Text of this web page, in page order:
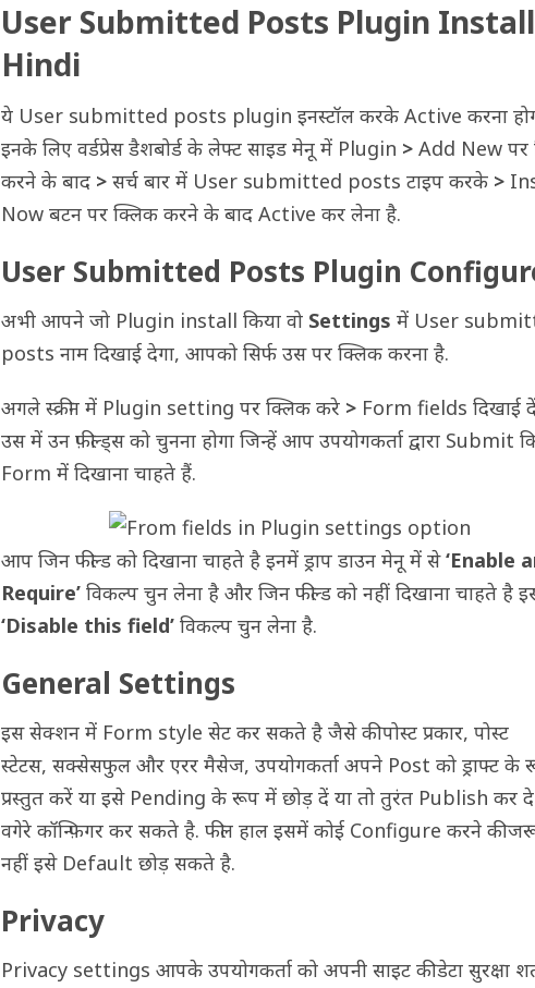
User Submitted Posts Plugin
Hindi
ये User submitted posts plugin इनस्टॉल करके Active करना
इनके लिए वर्डप्रेस डैशबोर्ड के लेफ्ट साइड मेनू में Plugin >Add New पर
करने के बाद >सर्च बार में User submitted posts टाइप करके >
Now बटन पर क्लिक करने के बाद Active कर लेना है.
User Submitted Posts Plugin
अभी आपने जो Plugin install किया वो Settings में User
posts नाम दिखाई देगा, आपको सिर्फ उस पर क्लिक करना है.
अगले स्क्रीन में Plugin setting पर क्लिक करे>Form fields दिखाई
उस में उन फ़ील्ड्स को चुनना होगा जिन्हें आप उपयोगकर्ता द्वारा Submit
Form में दिखाना चाहते हैं.
आप जिन फील्ड को दिखाना चाहते है इनमें ड्राप डाउन मेनू में से‘Enable
Require’विकल्प चुन लेना है और जिन फील्ड को नहीं दिखाना चाहते है
‘Disable this field’विकल्प चुन लेना है.
General Settings
इस सेक्शन में Form style सेट कर सकते है जैसे की पोस्ट प्रकार, पोस्ट
स्टेटस, सक्सेसफुल और एरर मैसेज, उपयोगकर्ता अपने Post को ड्राफ्ट के
प्रस्तुत करें या इसे Pending के रूप में छोड़ दें या तो तुरंत Publish कर
वगेरे कॉन्फ़िगर कर सकते है. फील हाल इसमें कोई Configure करने की
नहीं इसे Default छोड़ सकते है.
Privacy
Privacy settings आपके उपयोगकर्ता को अपनी साइट की डेटा सुरक्षा